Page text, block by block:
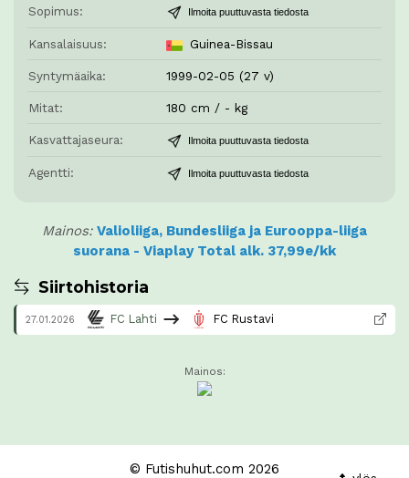
Sopimus: Ilmoita puuttuvasta tiedosta
Kansalaisuus: Guinea-Bissau
Syntymäaika: 1999-02-05 (27 v)
Mitat: 180 cm / - kg
Kasvattajaseura: Ilmoita puuttuvasta tiedosta
Agentti: Ilmoita puuttuvasta tiedosta
Mainos: Valioliiga, Bundesliiga ja Eurooppa-liiga
suorana - Viaplay Total alk. 37,99e/kk
Siirtohistoria
27.01.2026 FC Lahti FC Rustavi
Mainos:
© Futishuhut.com 2026